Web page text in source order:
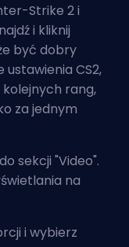
Strike 2 i
i kliknij
być dobry
ustawienia CS2,
rang,
za jednym
sekcji "Video".
na
i wybierz